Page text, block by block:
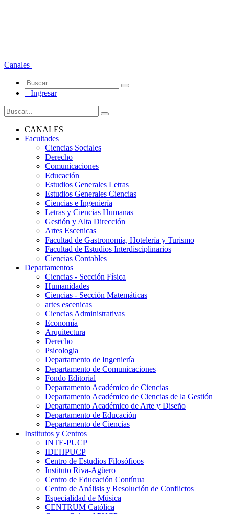
Canales
Ingresar
CANALES
Facultades
Ciencias Sociales
Derecho
Comunicaciones
Educación
Estudios Generales Letras
Estudios Generales Ciencias
Ciencias e Ingeniería
Letras y Ciencias Humanas
Gestión y Alta Dirección
Artes Escenicas
Facultad de Gastronomía, Hotelería y Turismo
Facultad de Estudios Interdisciplinarios
Ciencias Contables
Departamentos
Ciencias - Sección Física
Humanidades
Ciencias - Sección Matemáticas
artes escenicas
Ciencias Administrativas
Economía
Arquitectura
Derecho
Psicologia
Departamento de Ingeniería
Departamento de Comunicaciones
Fondo Editorial
Departamento Académico de Ciencias
Departamento Académico de Ciencias de la Gestión
Departamento Académico de Arte y Diseño
Departamento de Educación
Departamento de Ciencias
Institutos y Centros
INTE-PUCP
IDEHPUCP
Centro de Estudios Filosóficos
Instituto Riva-Agüero
Centro de Educación Contínua
Centro de Análisis y Resolución de Conflictos
Especialidad de Música
CENTRUM Católica